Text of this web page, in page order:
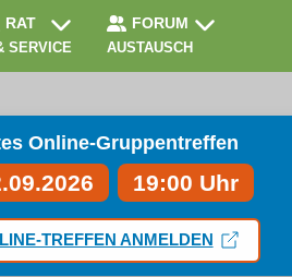
RAT
SERVICE
FORUM
AUSTAUSCH
Online-Gruppentreffen
19:00 Uhr
TREFFEN ANMELDEN